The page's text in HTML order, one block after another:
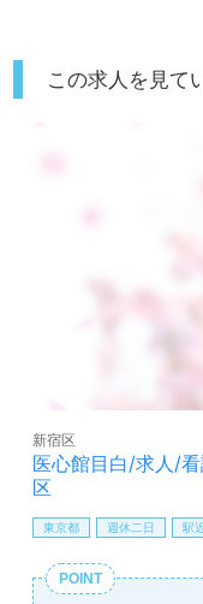
この求人を見て
医心館目白/求人/
区
新宿区
東京都 週休二日 駅
POINT